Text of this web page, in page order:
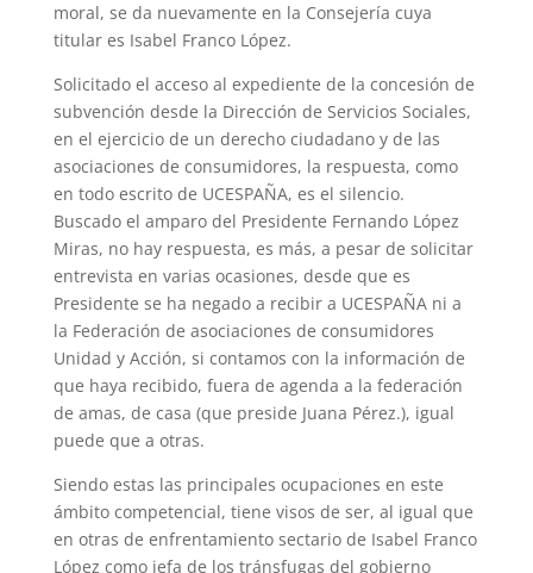
moral, se da nuevamente en la Consejería cuya
titular es Isabel Franco López.
Solicitado el acceso al expediente de la concesión de
subvención desde la Dirección de Servicios Sociales,
en el ejercicio de un derecho ciudadano y de las
asociaciones de consumidores, la respuesta, como
en todo escrito de UCESPAÑA, es el silencio.
Buscado el amparo del Presidente Fernando López
Miras, no hay respuesta, es más, a pesar de solicitar
entrevista en varias ocasiones, desde que es
Presidente se ha negado a recibir a UCESPAÑA ni a
la Federación de asociaciones de consumidores
Unidad y Acción, si contamos con la información de
que haya recibido, fuera de agenda a la federación
de amas, de casa (que preside Juana Pérez.), igual
puede que a otras.
Siendo estas las principales ocupaciones en este
ámbito competencial, tiene visos de ser, al igual que
en otras de enfrentamiento sectario de Isabel Franco
López como jefa de los tránsfugas del gobierno